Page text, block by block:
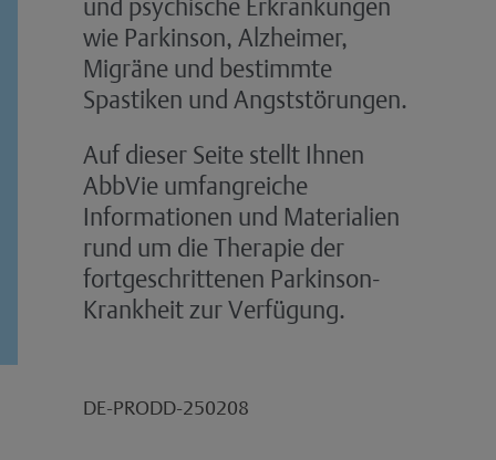
und psychische Erkrankungen
wie Parkinson, Alzheimer,
Migräne und bestimmte
Spastiken und Angststörungen.
Auf dieser Seite stellt Ihnen
AbbVie umfangreiche
Informationen und Materialien
rund um die Therapie der
fortgeschrittenen Parkinson-
Krankheit zur Verfügung.
DE-PRODD-250208